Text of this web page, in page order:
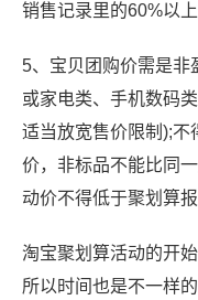
销售记录里的60%以
5、宝贝团购价需是非
或家电类、手机数码
适当放宽售价限制);不
价，非标品不能比同
动价不得低于聚划算
淘宝聚划算活动的开
所以时间也是不一样